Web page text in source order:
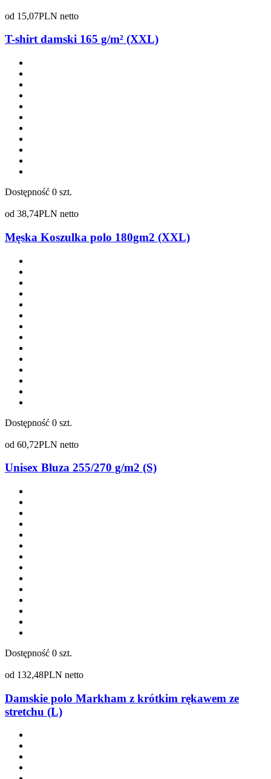
od 15,07PLN netto
T-shirt damski 165 g/m² (XXL)
Dostępność 0 szt.
od 38,74PLN netto
Męska Koszulka polo 180gm2 (XXL)
Dostępność 0 szt.
od 60,72PLN netto
Unisex Bluza 255/270 g/m2 (S)
Dostępność 0 szt.
od 132,48PLN netto
Damskie polo Markham z krótkim rękawem ze
stretchu (L)